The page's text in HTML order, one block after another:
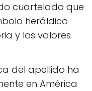
cuartelado que
heráldico
y los valores
del apellido ha
en América